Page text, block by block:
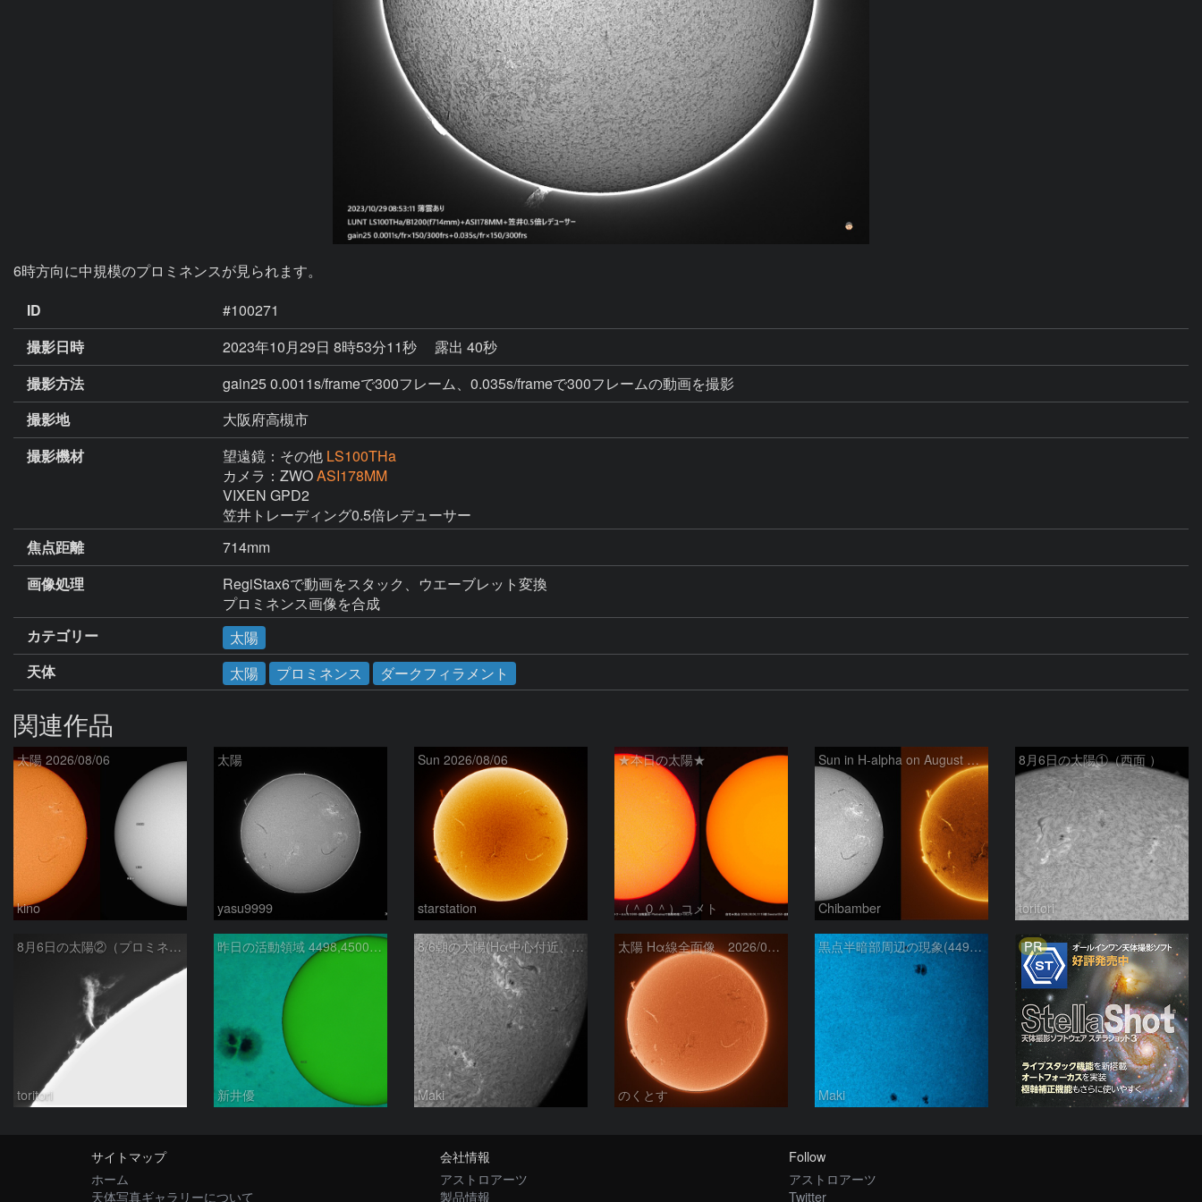
6時方向に中規模のプロミネンスが見られます。
ID
#100271
撮影日時
2023年10月29日 8時53分11秒
露出 40秒
撮影方法
gain25 0.0011s/frameで300フレーム、0.035s/frameで300フレームの動画を撮影
撮影地
大阪府高槻市
撮影機材
望遠鏡：その他 LS100THa
カメラ：ZWOASI178MM
VIXEN GPD2
笠井トレーディング0.5倍レデューサー
焦点距離
714mm
画像処理
RegiStax6で動画をスタック、ウエーブレット変換
プロミネンス画像を合成
カテゴリー
太陽
天体
太陽 プロミネンス ダークフィラメント
関連作品
太陽 2026/08/06
kino
太陽
yasu9999
Sun 2026/08/06
starstation
★本日の太陽★
（＾０＾）コメト
Sun in H-alpha on August 6, 2026
Chibamber
8月6日の太陽①（西面 ）
toritori
8月6日の太陽②（プロミネン北東縁 ）
toritori
昨日の活動領域 4498,4500：2026/08/05
新井優
8/6朝の太陽(Hα中心付近、4498、4502付近)
Maki
太陽 Hα線全面像 2026/08/06
のくとす
黒点半暗部周辺の現象(4498、4502付近)8/6
Maki
PR
サイトマップ
ホーム
天体写真ギャラリーについて
会社情報
アストロアーツ
製品情報
Follow
アストロアーツ
Twitter